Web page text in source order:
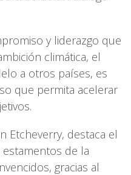
y liderazgo que
climática, el
a otros países, es
que permita acelerar
Etcheverry, destaca el
de la
gracias al